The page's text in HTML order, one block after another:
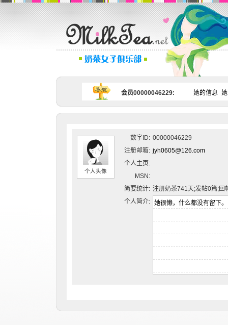
会员00000046229: 她的信息
个人头像
数字ID: 00000046229
注册邮箱: jyh0605@126.com
个人主页:
MSN:
简要统计: 注册奶茶741天;发帖0篇;回
个人简介: